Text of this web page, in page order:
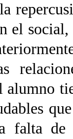
el
alumno
falta de